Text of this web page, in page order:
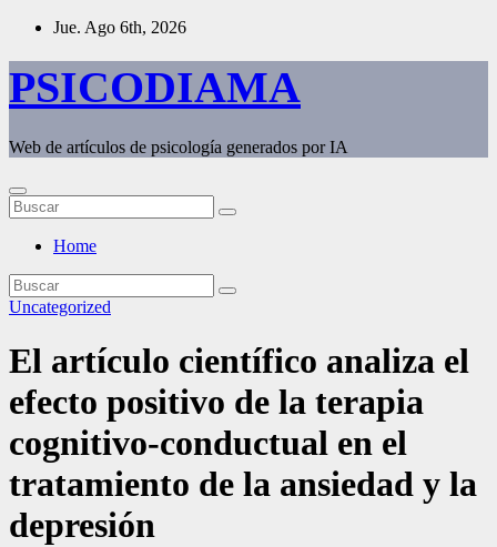
Saltar
contenido
Jue. Ago 6th, 2026
PSICODIAMA
Web de artículos de psicología generados por IA
Home
Uncategorized
El artículo científico analiza el
efecto positivo de la terapia
cognitivo-conductual en el
tratamiento de la ansiedad y la
depresión